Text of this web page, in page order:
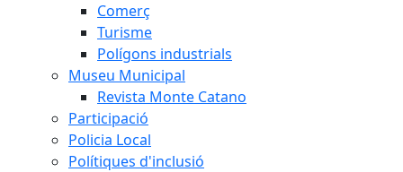
Comerç
Turisme
Polígons industrials
Museu Municipal
Revista Monte Catano
Participació
Policia Local
Polítiques d'inclusió